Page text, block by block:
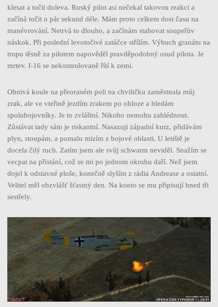
klesat a točit doleva. Ruský pilot asi nečekal takovou reakci a
začíná točit o pár sekund déle. Mám proto celkem dost času na
manévrování. Netrvá to dlouho, a začínám stahovat soupeřův
náskok. Při poslední levotočivé zatáčce střílím. Výbuch granátu na
trupu těsně za pilotem napověděl pravděpodobný osud pilota. Je
mrtev. I-16 se nekontrolovaně řítí k zemi.
Ohnivá koule na přeoraném poli na chviličku zaměstnala můj
zrak, ale ve vteřině jezdím zrakem po obloze a hledám
spolubojovníky. Je to zvláštní. Nikoho nemohu zahlédnout.
Zůstávat tady sám je riskantní. Nasazuji západní kurz, přidávám
plyn, stoupám, a pomalu mizím z bojové oblasti. U letiště je
docela čilý ruch. Zatím jsem ale svůj schwarm neviděl. Snažím se
vecpat na přistání, což se mi po jednom okruhu daří. Než jsem
dojel k odstavné ploše, konečně slyším z rádia Andrease a ostatní.
Velitel měl obzvlášť šťastný den. Na konto se mu připisují hned tři
sestřely.